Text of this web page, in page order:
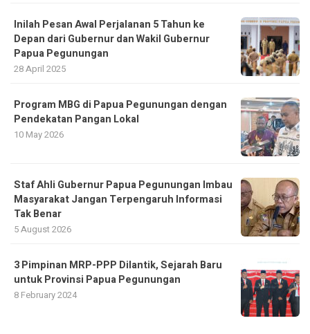
Inilah Pesan Awal Perjalanan 5 Tahun ke
Depan dari Gubernur dan Wakil Gubernur
Papua Pegunungan
28 April 2025
Program MBG di Papua Pegunungan dengan
Pendekatan Pangan Lokal
10 May 2026
Staf Ahli Gubernur Papua Pegunungan Imbau
Masyarakat Jangan Terpengaruh Informasi
Tak Benar
5 August 2026
3 Pimpinan MRP-PPP Dilantik, Sejarah Baru
untuk Provinsi Papua Pegunungan
8 February 2024